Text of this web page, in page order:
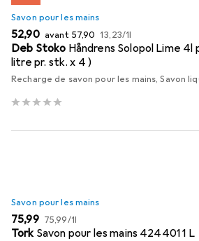
Savon pour les mains
EUR
52,90 avant EUR
57,90 EUR
13,23/1l
Deb Stoko Håndrens Solopol Lime
litre pr. stk. x 4 )
Recharge de savon pour les mains, Savon
Savon pour les mains
EUR
75,99 EUR
75,99/1l
Tork Savon pour les mains 424401 1 L